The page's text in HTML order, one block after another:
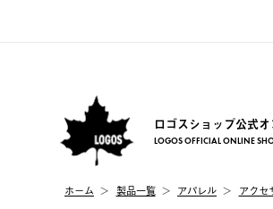
ロゴスショップ公式
LOGOS OFFICIAL ONLINE
ホーム 製品一覧 アパレル アクセ